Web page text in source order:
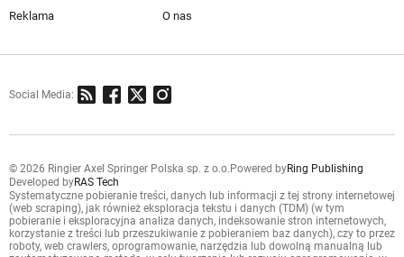
Reklama
O nas
Social Media:
© 2026 Ringier Axel Springer Polska sp. z o.o. Powered byRing Publishing
Developed byRAS Tech
Systematyczne pobieranie treści, danych lub informacji z tej strony internetowej
(web scraping), jak również eksploracja tekstu i danych (TDM) (w tym
pobieranie i eksploracyjna analiza danych, indeksowanie stron internetowych,
korzystanie z treści lub przeszukiwanie z pobieraniem baz danych), czy to przez
roboty, web crawlers, oprogramowanie, narzędzia lub dowolną manualną lub